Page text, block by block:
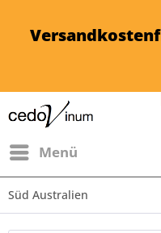
Menü
Süd Australien